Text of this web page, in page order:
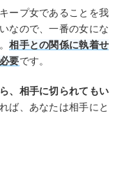
ープ女であることを我
なので、一番の女にな
相手との関係に執着せ
要です。
、相手に切られてもい
ば、あなたは相手にと